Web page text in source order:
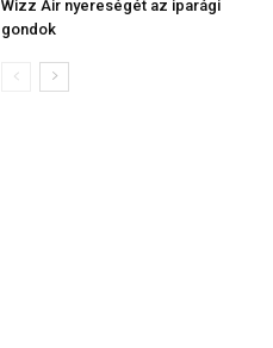
Wizz Air nyereségét az iparági
gondok